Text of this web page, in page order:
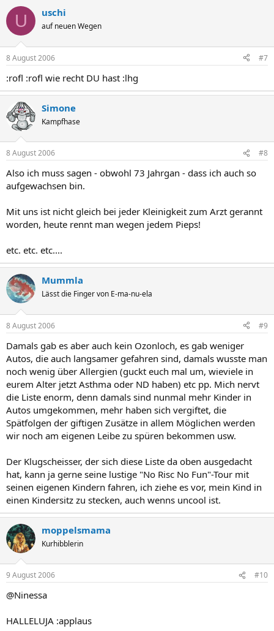
U uschi
auf neuen Wegen
8 August 2006 #7
:rofl :rofl wie recht DU hast :lhg
Simone
Kampfhase
8 August 2006 #8
Also ich muss sagen - obwohl 73 Jahrgan - dass ich auch so
aufgewachsen bin.
Mit uns ist nicht gleich bei jeder Kleinigkeit zum Arzt gerannt
worden, heute rennt man wegen jedem Pieps!
etc. etc. etc....
Mummla
Lässt die Finger von E-ma-nu-ela
8 August 2006 #9
Damals gab es aber auch kein Ozonloch, es gab weniger
Autos, die auch langsamer gefahren sind, damals wusste man
noch wenig über Allergien (guckt euch mal um, wieviele in
eurem Alter jetzt Asthma oder ND haben) etc pp. Mich nervt
die Liste enorm, denn damals sind nunmal mehr Kinder in
Autos umgekommen, mehr haben sich vergiftet, die
Spätfolgen der giftigen Zusätze in allem Möglichen werden
wir noch am eigenen Leibe zu spüren bekommen usw.
Der Klugscheisser, der sich diese Liste da oben ausgedacht
hat, kann ja gerne seine lustige "No Risc No Fun"-Tour mit
seinen eigenen Kindern fahren, ich ziehe es vor, mein Kind in
einen Kindersitz zu stecken, auch wenns uncool ist.
moppelsmama
Kurhibblerin
9 August 2006 #10
@Ninessa
HALLELUJA :applaus